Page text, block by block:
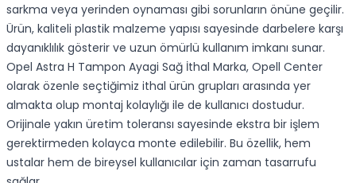
sarkma veya yerinden oynaması gibi sorunların önüne geçilir.
Ürün, kaliteli plastik malzeme yapısı sayesinde darbelere karşı
dayanıklılık gösterir ve uzun ömürlü kullanım imkanı sunar.
Opel Astra H Tampon Ayagi Sağ İthal Marka, Opell Center
olarak özenle seçtiğimiz ithal ürün grupları arasında yer
almakta olup montaj kolaylığı ile de kullanıcı dostudur.
Orijinale yakın üretim toleransı sayesinde ekstra bir işlem
gerektirmeden kolayca monte edilebilir. Bu özellik, hem
ustalar hem de bireysel kullanıcılar için zaman tasarrufu